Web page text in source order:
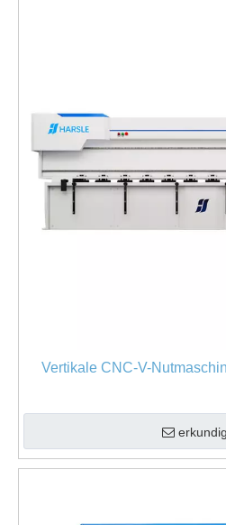
Vertikale CNC-V-